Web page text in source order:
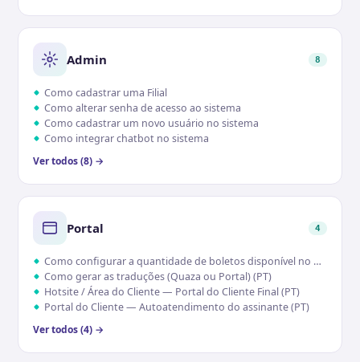
Admin 8
Como cadastrar uma Filial
Como alterar senha de acesso ao sistema
Como cadastrar um novo usuário no sistema
Como integrar chatbot no sistema
Ver todos (8) →
Portal 4
Como configurar a quantidade de boletos disponível no portal
Como gerar as traduções (Quaza ou Portal) (PT)
Hotsite / Área do Cliente — Portal do Cliente Final (PT)
Portal do Cliente — Autoatendimento do assinante (PT)
Ver todos (4) →